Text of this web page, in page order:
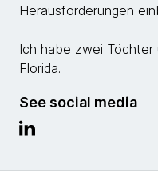
Herausforderungen
Ich habe zwei Töchter
Florida.
See social media